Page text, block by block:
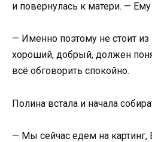
и повернулась к матери. —
— Именно поэтому не стоит из
хороший, добрый, должен
всё обговорить спокойно.
Полина встала и начала
— Мы сейчас едем на картинг,